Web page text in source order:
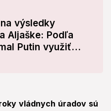
výsledky
Aljaške: Podľa
Putin využiť
vládnych úradov sú